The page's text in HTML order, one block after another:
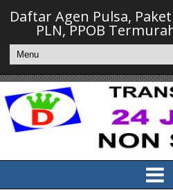
Daftar Agen Pulsa,
PLN, PPOB